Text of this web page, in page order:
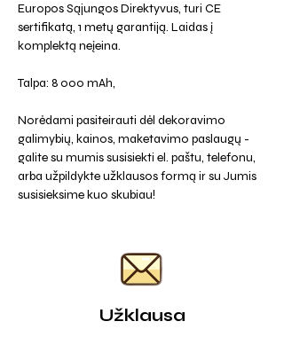
Europos Sąjungos Direktyvus, turi CE
sertifikatą, 1 metų garantiją. Laidas į
komplektą neįeina.
Talpa: 8 000 mAh,
Norėdami pasiteirauti dėl dekoravimo
galimybių, kainos, maketavimo paslaugų -
galite su mumis susisiekti el. paštu, telefonu,
arba užpildykte užklausos formą ir su Jumis
susisieksime kuo skubiau!
Užklausa